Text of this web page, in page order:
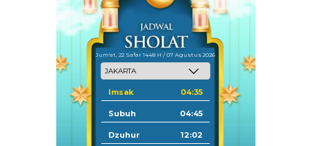
Jum'at, 22 Safar 1448 H / 07 Agustus 2026
Imsak 04:35
Subuh 04:45
Dzuhur 12:02